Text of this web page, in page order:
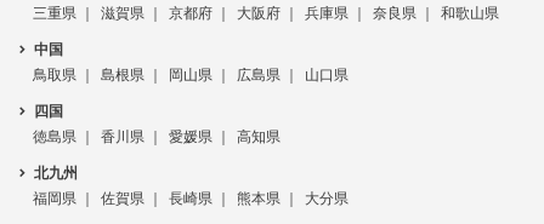
三重県
滋賀県 京都府 大阪府 兵庫県 奈良県 和歌山県
中国
鳥取県
島根県 岡山県 広島県 山口県
四国
徳島県
香川県 愛媛県 高知県
北九州
福岡県
佐賀県 長崎県 熊本県 大分県